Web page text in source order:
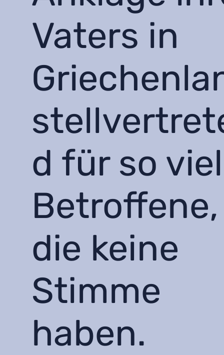
Vaters in
d für so
Betroffene,
die keine
Stimme
haben.